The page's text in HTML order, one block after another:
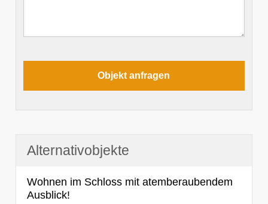
Alternativobjekte
Wohnen im Schloss mit atemberaubendem
Ausblick!